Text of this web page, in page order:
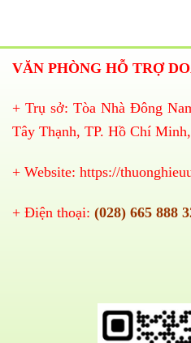
VĂN PHÒNG HỖ TRỢ
+ Trụ sở: Tòa Nhà Đông
Tây Thạnh, TP. Hồ Chí
+ Website: https://
+ Điện thoại: (028) 665 888